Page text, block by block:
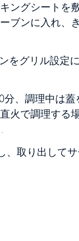
ングシートを
ブンに入れ、
をグリル設定
、調理中は蓋
火で調理する
取り出してサ